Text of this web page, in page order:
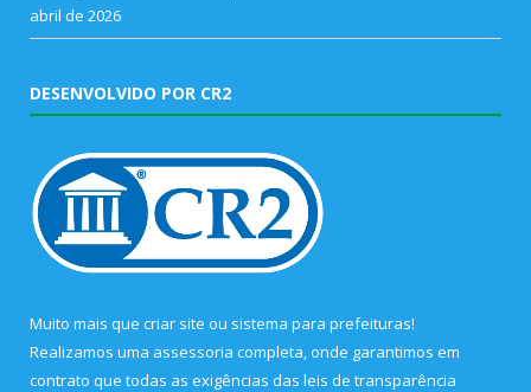
abril de 2026
DESENVOLVIDO POR CR2
Muito mais que criar site ou sistema para prefeituras!
Realizamos uma assessoria completa, onde garantimos em
contrato que todas as exigências das leis de transparência